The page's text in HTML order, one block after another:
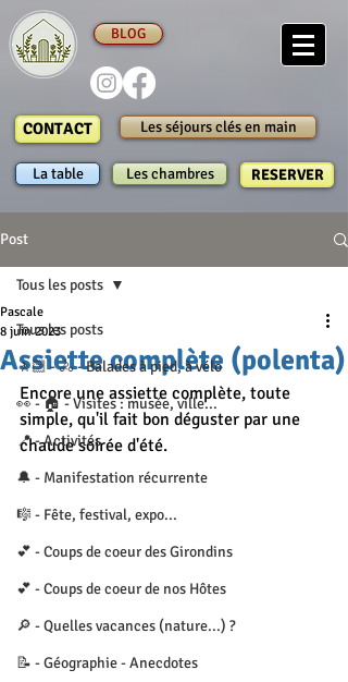
BLOG
CONTACT
La table
Les séjours clés en main
Les chambres RESERVER
Post
Tous les posts
🚶🏻 - 🚴 - Balades à pied, à vélo
👀 - 🏠 - Visites : musée, ville...
📍 - Activités
🔔 - Manifestation récurrente
🎼 - Fête, festival, expo...
💕 - Coups de coeur des Girondins
💕 - Coups de coeur de nos Hôtes
🔎 - Quelles vacances (nature...) ?
📝 - Géographie - Anecdotes
Tous les posts
Assiette complète (polenta)
Pascale
8 juin 2023
Encore une assiette complète, toute
simple, qu'il fait bon déguster par une
chaude soirée d'été.